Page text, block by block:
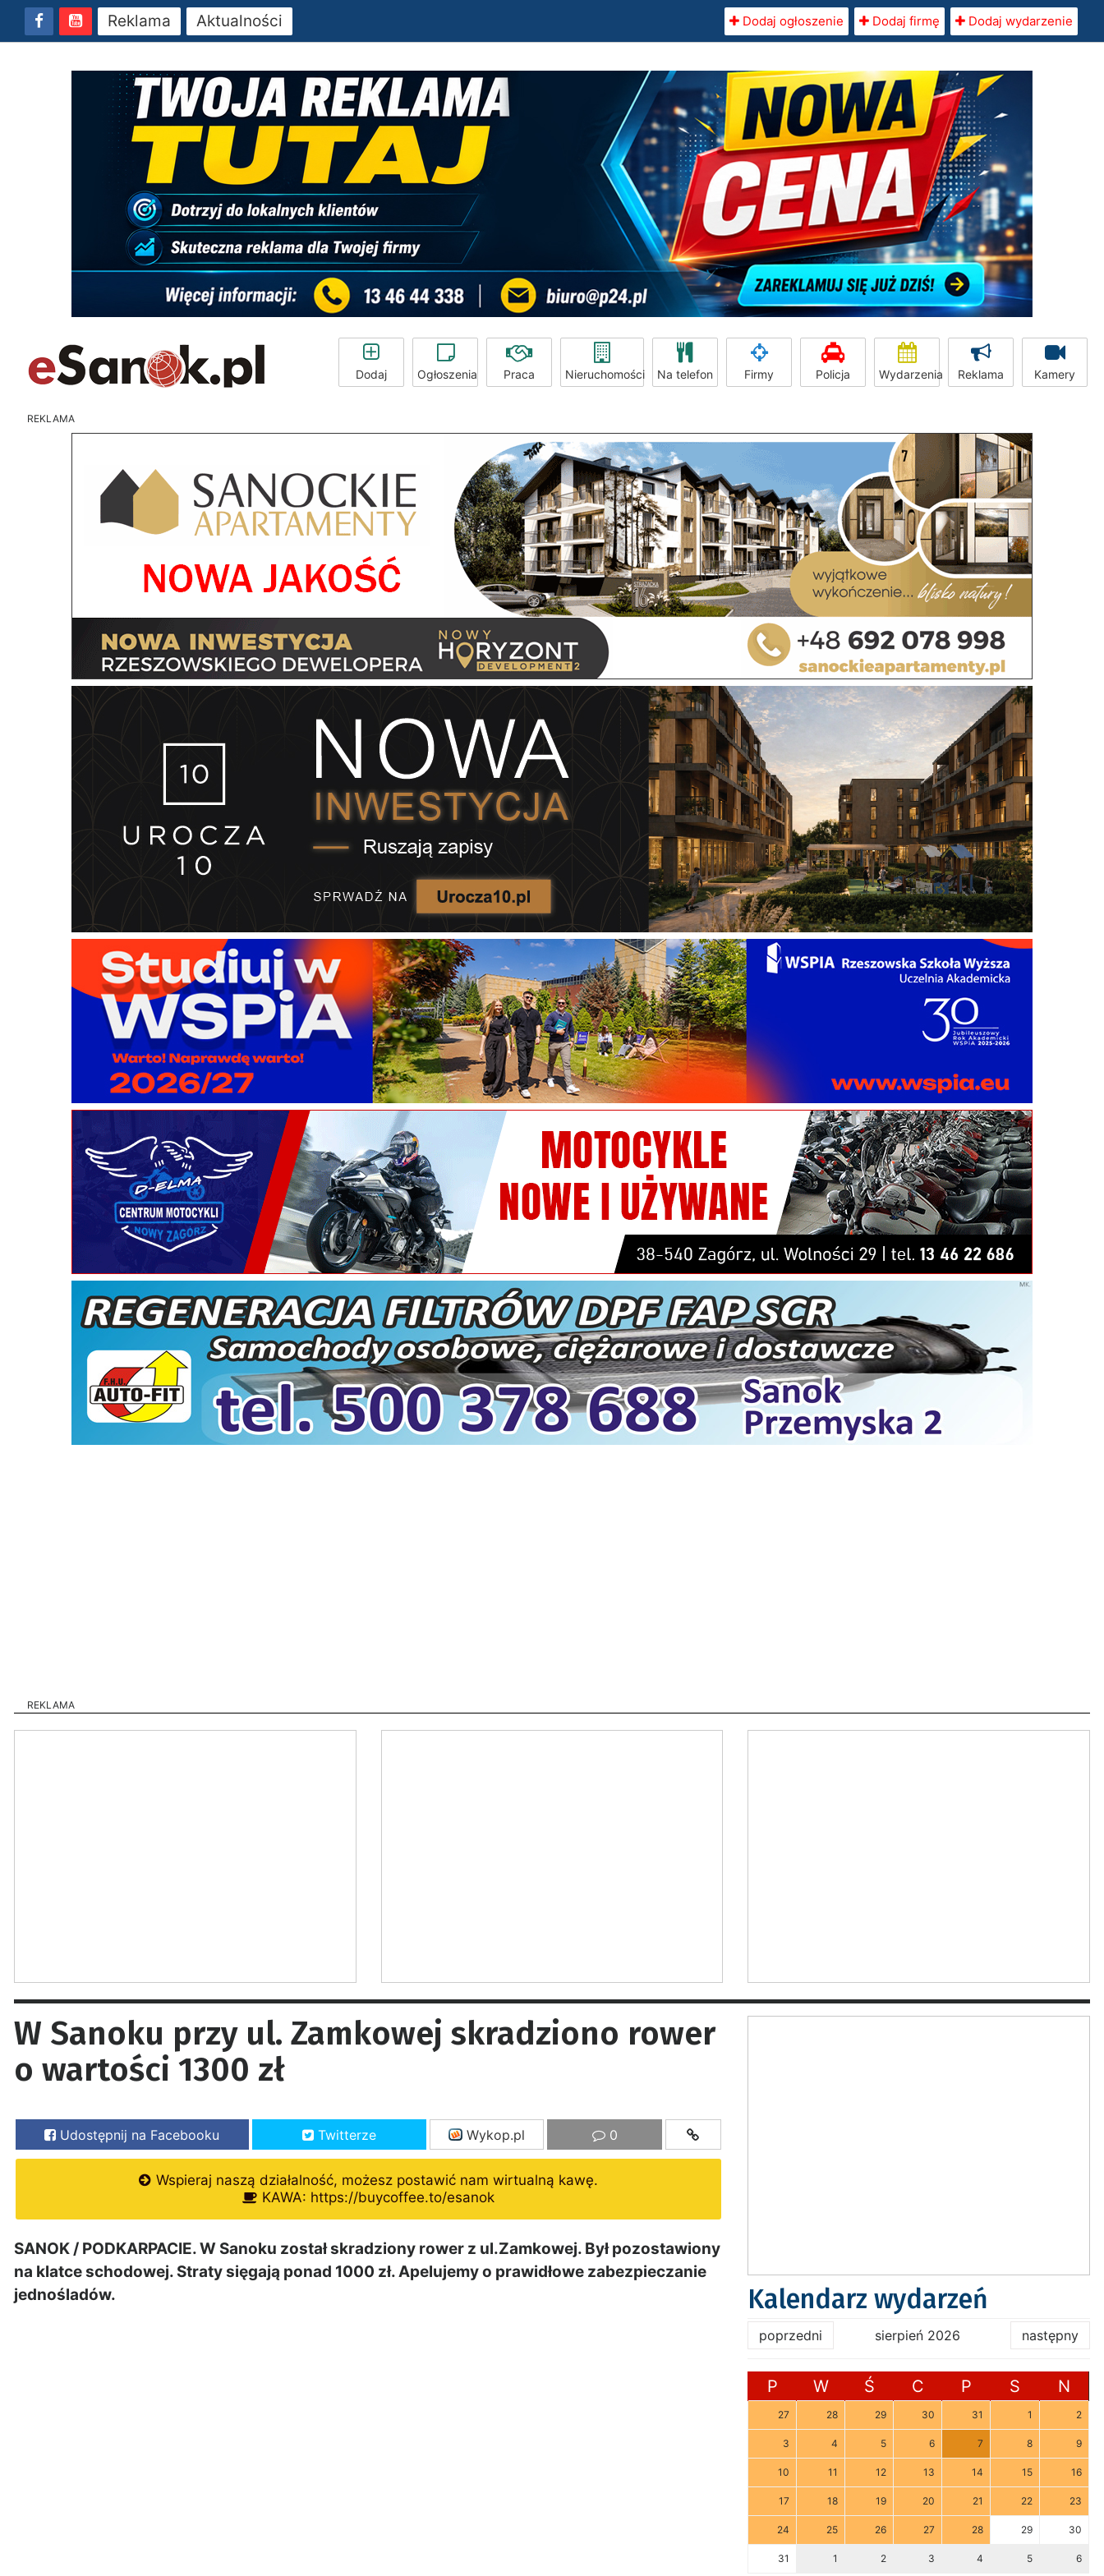
Reklama Aktualności Dodaj ogłoszenie Dodaj firmę Dodaj wydarzenie
Dodaj Ogłoszenia Praca Nieruchomości Na telefon Firmy Policja Wydarzenia Reklama Kamery
REKLAMA
REKLAMA
W Sanoku przy ul. Zamkowej skradziono rower
o wartości 1300 zł
Udostępnij na Facebooku Twitterze Wykop.pl 0
Wspieraj naszą działalność, możesz postawić nam wirtualną kawę.
KAWA: https://buycoffee.to/esanok
SANOK / PODKARPACIE. W Sanoku został skradziony rower z ul.Zamkowej. Był pozostawiony
na klatce schodowej. Straty sięgają ponad 1000 zł. Apelujemy o prawidłowe zabezpieczanie
jednośladów.
Kalendarz wydarzeń
poprzedni sierpień 2026 następny
P W Ś C P S N
27 28 29 30 31 1 2
3 4 5 6 7 8 9
10 11 12 13 14 15 16
17 18 19 20 21 22 23
24 25 26 27 28 29 30
31 1 2 3 4 5 6